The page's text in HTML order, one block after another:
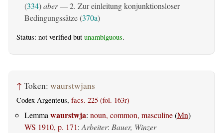
(334)aber— 2. Zur einleitung konjunktionsloser
Bedingungssätze (370a)
Status: not verified but unambiguous.
↑ Token: waurstwjans
Codex Argenteus, facs. 225 (fol. 163r)
Lemmawaurstwja: noun, common, masculine(Mn)
WS 1910, p. 171:Arbeiter: Bauer, Winzer